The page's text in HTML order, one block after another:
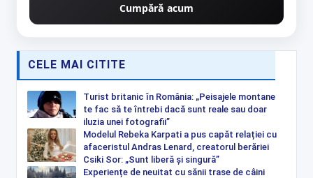
Cumpără acum
CELE MAI CITITE
Turist britanic în România: „Peisajele montane
te fac să te întrebi dacă sunt reale sau doar
iluzia unei fotografii”
Modelul Rebeka Karpati a pus capăt relației cu
afaceristul Andras Lenard, creatorul berăriei
Csiki Sor: „Sunt liberă și singură”
Experiențe de neuitat cu sănii trase de câini